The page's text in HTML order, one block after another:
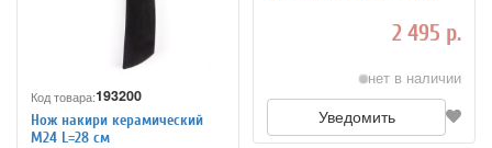
Код товара:193200
Нож накири керамический
М24 L=28 см
2 495 р.
нет в наличии
Уведомить